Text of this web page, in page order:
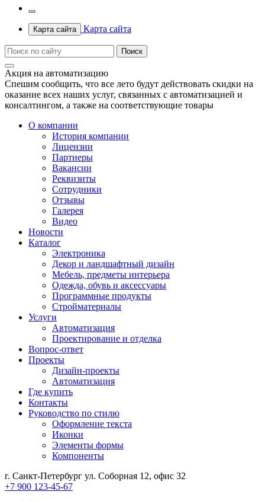
...
Карта сайта Карта сайта
Акция на автоматизацию
Спешим сообщить, что все лето будут действовать скидки на
оказание всех наших услуг, связанных с автоматизацией и
консалтингом, а также на соответствующие товары
О компании
История компании
Лицензии
Партнеры
Вакансии
Реквизиты
Сотрудники
Отзывы
Галерея
Видео
Новости
Каталог
Электроника
Декор и ландшафтный дизайн
Мебель, предметы интерьера
Одежда, обувь и аксессуары
Программные продукты
Стройматериалы
Услуги
Автоматизация
Проектирование и отделка
Вопрос-ответ
Проекты
Дизайн-проекты
Автоматизация
Где купить
Контакты
Руководство по стилю
Оформление текста
Иконки
Элементы формы
Компоненты
г. Санкт-Петербург ул. Соборная 12, офис 32
+7 900 123-45-67